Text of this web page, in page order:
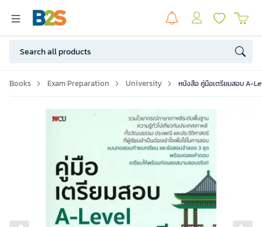
Books Exam Preparation University หนังสือ คู่มือเตรียมสอบ A-